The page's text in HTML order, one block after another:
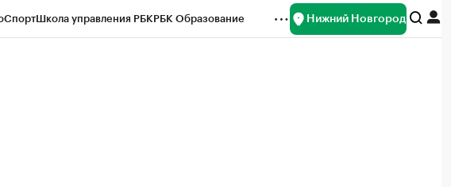
СпортШкола управления РБКРБК Образование Нижний Новгород